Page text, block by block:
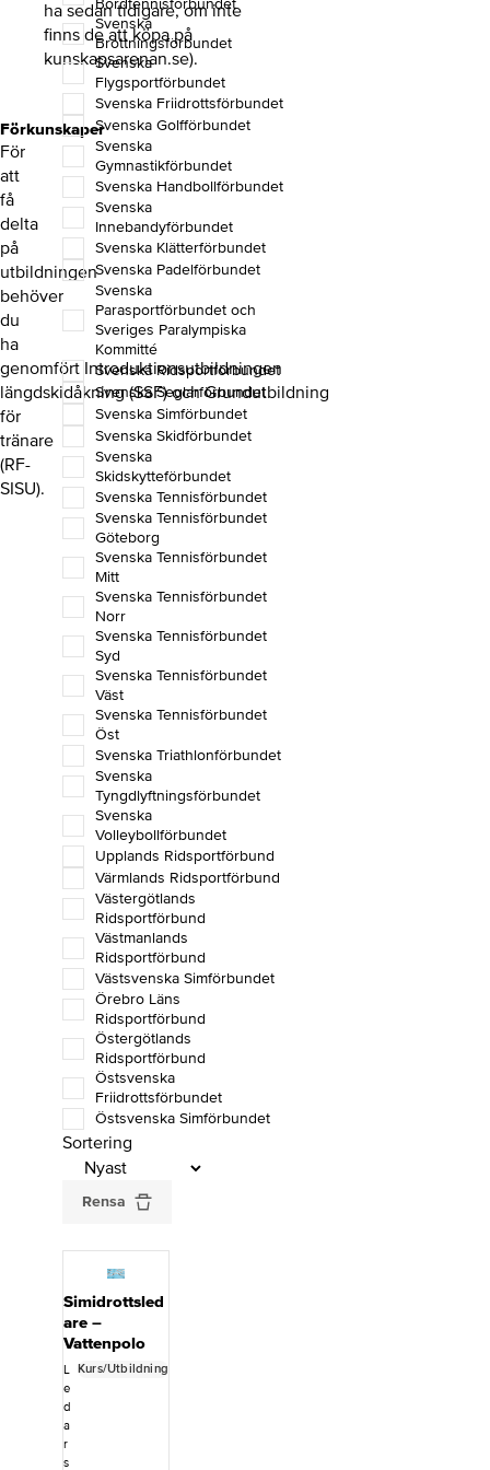
ha sedan tidigare, om inte
finns de att köpa på
kunskapsarenan.se).
Förkunskaper
För
att
få
delta
på
utbildningen
behöver
du
ha
genomfört Introduktionsutbildningen
längdskidåkning (SSF) och Grundutbildning
för
tränare
(RF-
SISU).
Bordtennisförbundet
Svenska
Brottningsförbundet
Svenska
Flygsportförbundet
Svenska Friidrottsförbundet
Svenska Golfförbundet
Svenska
Gymnastikförbundet
Svenska Handbollförbundet
Svenska
Innebandyförbundet
Svenska Klätterförbundet
Svenska Padelförbundet
Svenska
Parasportförbundet och
Sveriges Paralympiska
Kommitté
Svenska Ridsportförbundet
Svenska Seglarförbundet
Svenska Simförbundet
Svenska Skidförbundet
Svenska
Skidskytteförbundet
Svenska Tennisförbundet
Svenska Tennisförbundet
Göteborg
Svenska Tennisförbundet
Mitt
Svenska Tennisförbundet
Norr
Svenska Tennisförbundet
Syd
Svenska Tennisförbundet
Väst
Svenska Tennisförbundet
Öst
Svenska Triathlonförbundet
Svenska
Tyngdlyftningsförbundet
Svenska
Volleybollförbundet
Upplands Ridsportförbund
Värmlands Ridsportförbund
Västergötlands
Ridsportförbund
Västmanlands
Ridsportförbund
Västsvenska Simförbundet
Örebro Läns
Ridsportförbund
Östergötlands
Ridsportförbund
Östsvenska
Friidrottsförbundet
Östsvenska Simförbundet
Sortering
Rensa
Simidrottsled
are –
Vattenpolo
L
e
d
a
r
s
Kurs/Utbildning